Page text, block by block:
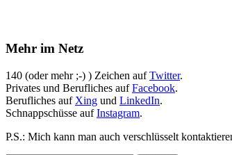
Mehr im Netz
140 (oder mehr ;-) ) Zeichen aufTwitter.
Privates und Berufliches aufFacebook.
Berufliches auf Xing und LinkedIn.
Schnappschüsse aufInstagram.
P.S.: Mich kann man auch verschlüsselt